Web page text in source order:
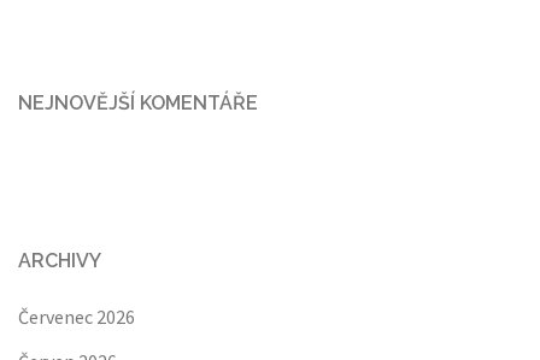
NEJNOVĚJŠÍ KOMENTÁŘE
ARCHIVY
Červenec 2026